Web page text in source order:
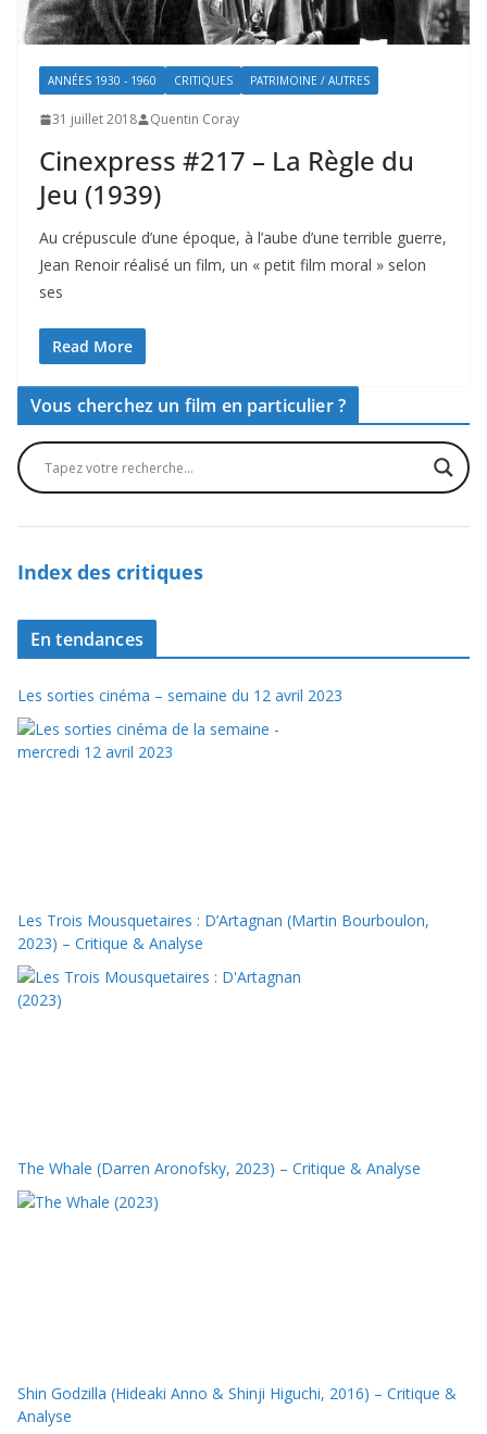
ANNÉES 1930 - 1960 CRITIQUES PATRIMOINE / AUTRES
31 juillet 2018 Quentin Coray
Cinexpress #217 – La Règle du
Jeu (1939)
Au crépuscule d’une époque, à l’aube d’une terrible guerre,
Jean Renoir réalisé un film, un « petit film moral » selon
ses
Read More
Vous cherchez un film en particulier ?
Index des critiques
En tendances
Les sorties cinéma – semaine du 12 avril 2023
Les Trois Mousquetaires : D’Artagnan (Martin Bourboulon,
2023) – Critique & Analyse
The Whale (Darren Aronofsky, 2023) – Critique & Analyse
Shin Godzilla (Hideaki Anno & Shinji Higuchi, 2016) – Critique &
Analyse